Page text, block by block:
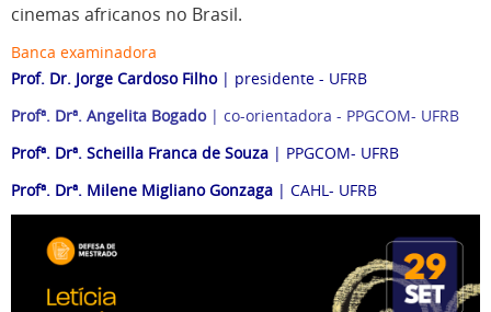
cinemas africanos no Brasil.
Banca examinadora
Prof. Dr. Jorge Cardoso Filho| presidente - UFRB
Profª. Drª. Angelita Bogado | co-orientadora - PPGCOM- UFRB
Profª. Drª. Scheilla Franca de Souza | PPGCOM- UFRB
Profª. Drª. Milene Migliano Gonzaga | CAHL- UFRB